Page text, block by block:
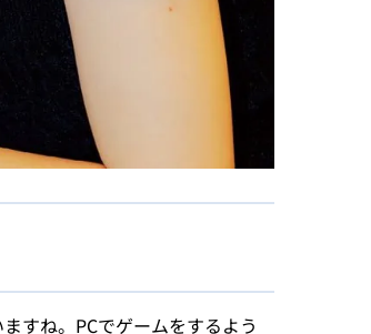
すね。PCでゲームをするよう